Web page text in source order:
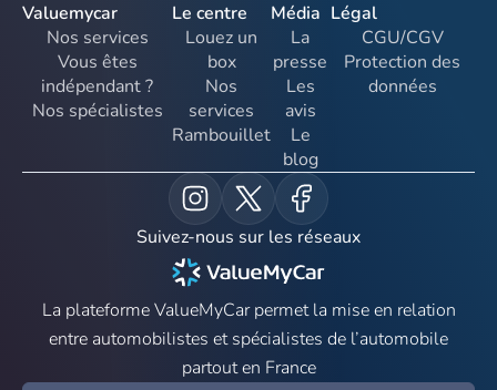
Valuemycar
Nos services
Vous êtes
indépendant ?
Nos spécialistes
Le centre
Louez un
box
Nos
services
Rambouillet
Média
La
presse
Les
avis
Le
blog
Légal
CGU/CGV
Protection des
données
Suivez-nous sur les réseaux
La plateforme ValueMyCar permet la mise en relation
entre automobilistes et spécialistes de l’automobile
partout en France